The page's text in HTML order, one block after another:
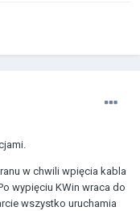
w chwili wpięcia kabla
wypięciu KWin wraca do
wszystko uruchamia